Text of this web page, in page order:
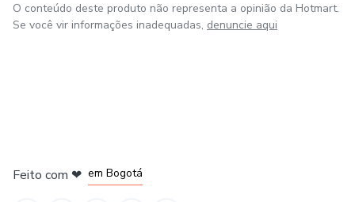
O conteúdo deste produto não representa a opinião da Hotmart.
Se você vir informações inadequadas, denuncie aqui
Feito com ❤ em Bogotá